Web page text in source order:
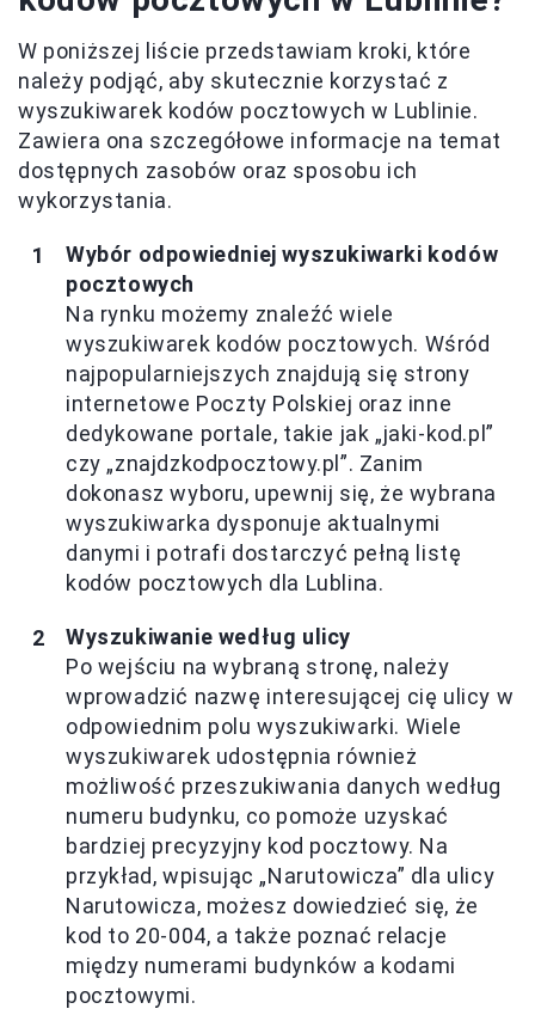
W poniższej liście przedstawiam kroki, które
należy podjąć, aby skutecznie korzystać z
wyszukiwarek kodów pocztowych w Lublinie.
Zawiera ona szczegółowe informacje na temat
dostępnych zasobów oraz sposobu ich
wykorzystania.
Wybór odpowiedniej wyszukiwarki kodów
pocztowych
Na rynku możemy znaleźć wiele
wyszukiwarek kodów pocztowych. Wśród
najpopularniejszych znajdują się strony
internetowe Poczty Polskiej oraz inne
dedykowane portale, takie jak „jaki-kod.pl”
czy „znajdzkodpocztowy.pl”. Zanim
dokonasz wyboru, upewnij się, że wybrana
wyszukiwarka dysponuje aktualnymi
danymi i potrafi dostarczyć pełną listę
kodów pocztowych dla Lublina.
Wyszukiwanie według ulicy
Po wejściu na wybraną stronę, należy
wprowadzić nazwę interesującej cię ulicy w
odpowiednim polu wyszukiwarki. Wiele
wyszukiwarek udostępnia również
możliwość przeszukiwania danych według
numeru budynku, co pomoże uzyskać
bardziej precyzyjny kod pocztowy. Na
przykład, wpisując „Narutowicza” dla ulicy
Narutowicza, możesz dowiedzieć się, że
kod to 20-004, a także poznać relacje
między numerami budynków a kodami
pocztowymi.